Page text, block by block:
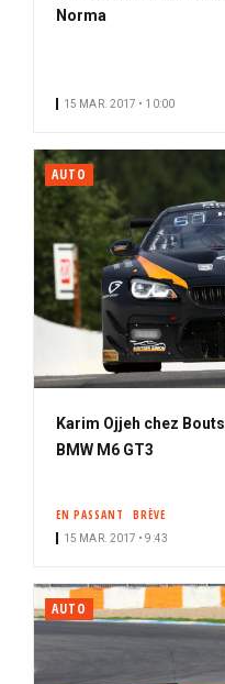
Norma
15 MAR. 2017 • 10:00
AUTO
Karim Ojjeh chez
BMW M6 GT3
EN PASSANT BRÈVE
15 MAR. 2017 • 9:43
AUTO